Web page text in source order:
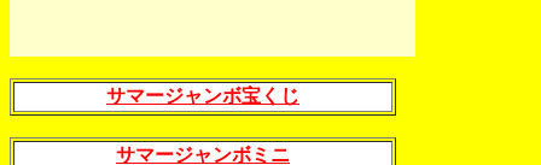
サマージャンボ宝くじ
サマージャンボミニ